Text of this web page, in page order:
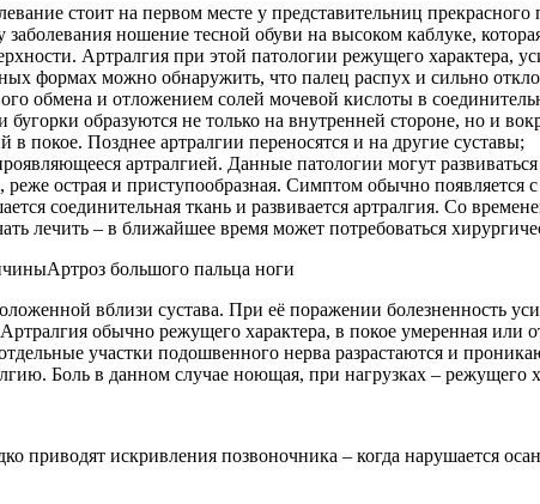
стоит на первом месте у представительниц
ношение тесной обуви на высоком каблуке,
Артралгия при этой патологии режущего характера,
формах можно обнаружить, что палец распух и сильно
обмена и отложением солей мочевой кислоты в
образуются не только на внутренней стороне, но и
покое. Позднее артралгии переносятся и на другие суставы;
артралгией. Данные патологии могут
острая и приступообразная. Симптом обычно появляется
соединительная ткань и развивается артралгия. Со
лечить – в ближайшее время может потребоваться
Артроз большого пальца ноги
вблизи сустава. При её поражении болезненность
обычно режущего характера, в покое умеренная или
участки подошвенного нерва разрастаются и
Боль в данном случае ноющая, при нагрузках – режущего
приводят искривления позвоночника – когда нарушается